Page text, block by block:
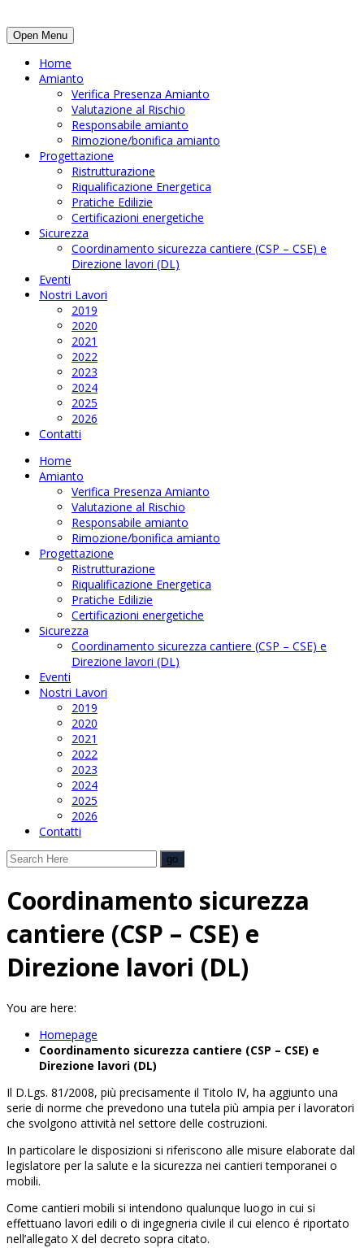
Open Menu
Home
Amianto
Verifica Presenza Amianto
Valutazione al Rischio
Responsabile amianto
Rimozione/bonifica amianto
Progettazione
Ristrutturazione
Riqualificazione Energetica
Pratiche Edilizie
Certificazioni energetiche
Sicurezza
Coordinamento sicurezza cantiere (CSP – CSE) e
Direzione lavori (DL)
Eventi
Nostri Lavori
2019
2020
2021
2022
2023
2024
2025
2026
Contatti
Home
Amianto
Verifica Presenza Amianto
Valutazione al Rischio
Responsabile amianto
Rimozione/bonifica amianto
Progettazione
Ristrutturazione
Riqualificazione Energetica
Pratiche Edilizie
Certificazioni energetiche
Sicurezza
Coordinamento sicurezza cantiere (CSP – CSE) e
Direzione lavori (DL)
Eventi
Nostri Lavori
2019
2020
2021
2022
2023
2024
2025
2026
Contatti
Coordinamento sicurezza
cantiere (CSP – CSE) e
Direzione lavori (DL)
You are here:
Homepage
Coordinamento sicurezza cantiere (CSP – CSE) e
Direzione lavori (DL)
Il D.Lgs. 81/2008, più precisamente il Titolo IV, ha aggiunto una
serie di norme che prevedono una tutela più ampia per i lavoratori
che svolgono attività nel settore delle costruzioni.
In particolare le disposizioni si riferiscono alle misure elaborate dal
legislatore per la salute e la sicurezza nei cantieri temporanei o
mobili.
Come cantieri mobili si intendono qualunque luogo in cui si
effettuano lavori edili o di ingegneria civile il cui elenco é riportato
nell’allegato X del decreto sopra citato.